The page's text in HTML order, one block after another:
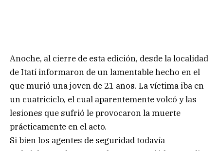
Anoche, al cierre de esta edición, desde la localidad
de Itatí informaron de un lamentable hecho en el
que murió una joven de 21 años. La víctima iba en
un cuatriciclo, el cual aparentemente volcó y las
lesiones que sufrió le provocaron la muerte
prácticamente en el acto.
Si bien los agentes de seguridad todavía